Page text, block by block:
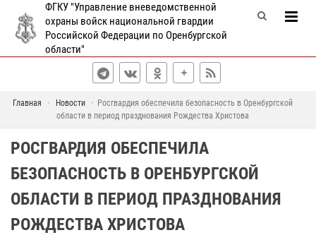
ФГКУ "Управление вневедомственной
охраны войск национальной гвардии
Российской Федерации по Оренбургской
области"
Главная Новости
Росгвардия обеспечила безопасность в Оренбургской
области в период празднования Рождества Христова
РОСГВАРДИЯ ОБЕСПЕЧИЛА
БЕЗОПАСНОСТЬ В ОРЕНБУРГСКОЙ
ОБЛАСТИ В ПЕРИОД ПРАЗДНОВАНИЯ
РОЖДЕСТВА ХРИСТОВА